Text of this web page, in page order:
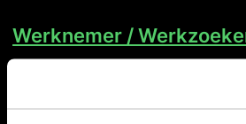
Werknemer /